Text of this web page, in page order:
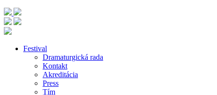
Festival
Dramaturgická rada
Kontakt
Akreditácia
Press
Tím